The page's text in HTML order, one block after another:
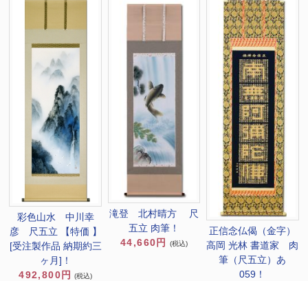
彩色山水 中川幸
彦 尺五立 【特価 】
[受注製作品 納期約三
ヶ月]！
492,800円
(税込)
滝登 北村晴方 尺
五立 肉筆！
44,660円
(税込)
正信念仏偈（金字）
高岡 光林 書道家 肉
筆（尺五立）あ
059！